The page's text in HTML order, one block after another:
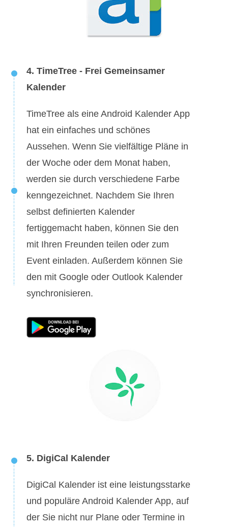
4. TimeTree - Frei Gemeinsamer
Kalender
TimeTree als eine Android Kalender App
hat ein einfaches und schönes
Aussehen. Wenn Sie vielfältige Pläne in
der Woche oder dem Monat haben,
werden sie durch verschiedene Farbe
kenngezeichnet. Nachdem Sie Ihren
selbst definierten Kalender
fertiggemacht haben, können Sie den
mit Ihren Freunden teilen oder zum
Event einladen. Außerdem können Sie
den mit Google oder Outlook Kalender
synchronisieren.
5. DigiCal Kalender
DigiCal Kalender ist eine leistungsstarke
und populäre Android Kalender App, auf
der Sie nicht nur Plane oder Termine in